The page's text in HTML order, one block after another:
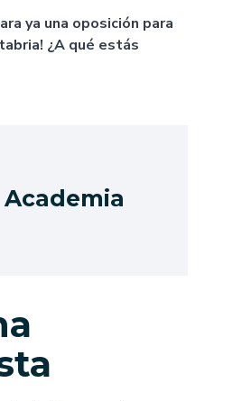
ya una oposición para
¿A qué estás
Academia